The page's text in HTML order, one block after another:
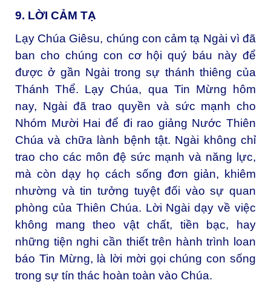
9. LỜI CẢM TẠ
Lạy Chúa Giêsu, chúng con cảm tạ Ngài vì đã
ban cho chúng con cơ hội quý báu này để
được ở gần Ngài trong sự thánh thiêng của
Thánh Thể. Lạy Chúa, qua Tin Mừng hôm
nay, Ngài đã trao quyền và sức mạnh cho
Nhóm Mười Hai để đi rao giảng Nước Thiên
Chúa và chữa lành bệnh tật. Ngài không chỉ
trao cho các môn đệ sức mạnh và năng lực,
mà còn dạy họ cách sống đơn giản, khiêm
nhường và tin tưởng tuyệt đối vào sự quan
phòng của Thiên Chúa. Lời Ngài dạy về việc
không mang theo vật chất, tiền bạc, hay
những tiện nghi cần thiết trên hành trình loan
báo Tin Mừng, là lời mời gọi chúng con sống
trong sự tín thác hoàn toàn vào Chúa.